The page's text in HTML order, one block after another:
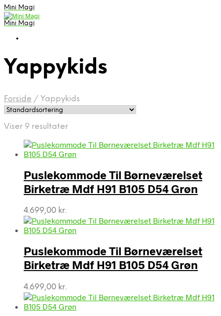
Mini Magi
Mini Magi
Yappykids
Forside / Yappykids
Viser 9 resultater
Puslekommode Til Børneværelset
Birketræ Mdf H91 B105 D54 Grøn
4.699,00 kr.
Puslekommode Til Børneværelset
Birketræ Mdf H91 B105 D54 Grøn
4.699,00 kr.